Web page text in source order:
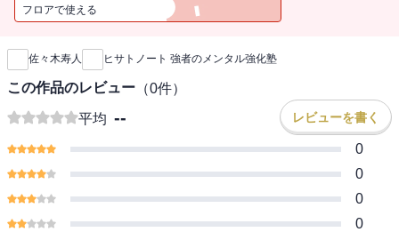
強心臓に迫る麻雀戦術書
進む道を模索する初心者、上達の壁にぶつかった中級者、
フロアで使える
新刊通知
佐々木寿人 ヒサトノート 強者のメンタル強化塾
この作品のレビュー （0件）
平均 -- レビューを書く
0
0
0
0